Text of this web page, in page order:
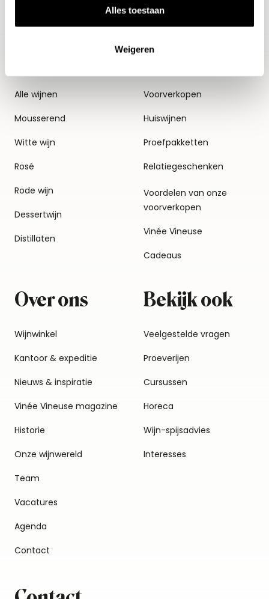
Alles toestaan
Weigeren
Alle wijnen
Mousserend
Witte wijn
Rosé
Rode wijn
Dessertwijn
Distillaten
Thema's
Voorverkopen
Huiswijnen
Proefpakketten
Relatiegeschenken
Voordelen van onze
voorverkopen
Vinée Vineuse
Cadeaus
Over ons
Wijnwinkel
Kantoor & expeditie
Nieuws & inspiratie
Vinée Vineuse magazine
Historie
Onze wijnwereld
Team
Vacatures
Agenda
Contact
Bekijk ook
Veelgestelde vragen
Proeverijen
Cursussen
Horeca
Wijn-spijsadvies
Interesses